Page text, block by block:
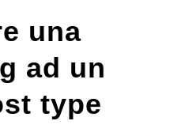
una
ad un
type